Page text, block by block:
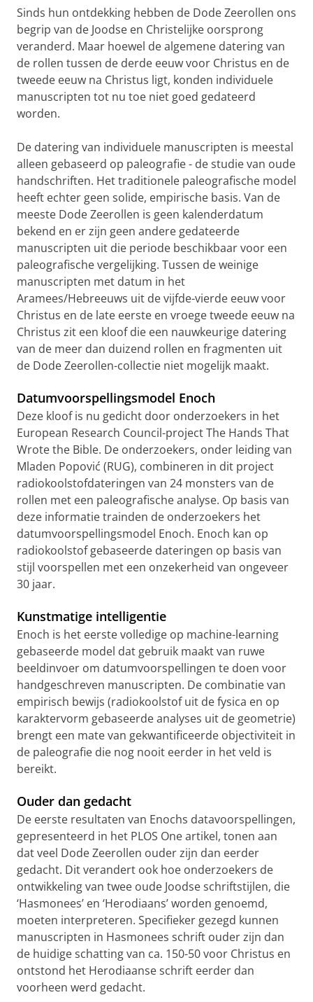
Sinds hun ontdekking hebben de Dode Zeerollen ons
begrip van de Joodse en Christelijke oorsprong
veranderd. Maar hoewel de algemene datering van
de rollen tussen de derde eeuw voor Christus en de
tweede eeuw na Christus ligt, konden individuele
manuscripten tot nu toe niet goed gedateerd
worden.
De datering van individuele manuscripten is meestal
alleen gebaseerd op paleografie - de studie van oude
handschriften. Het traditionele paleografische model
heeft echter geen solide, empirische basis. Van de
meeste Dode Zeerollen is geen kalenderdatum
bekend en er zijn geen andere gedateerde
manuscripten uit die periode beschikbaar voor een
paleografische vergelijking. Tussen de weinige
manuscripten met datum in het
Aramees/Hebreeuws uit de vijfde-vierde eeuw voor
Christus en de late eerste en vroege tweede eeuw na
Christus zit een kloof die een nauwkeurige datering
van de meer dan duizend rollen en fragmenten uit
de Dode Zeerollen-collectie niet mogelijk maakt.
Datumvoorspellingsmodel Enoch
Deze kloof is nu gedicht door onderzoekers in het
European Research Council-project The Hands That
Wrote the Bible. De onderzoekers, onder leiding van
Mladen Popović (RUG), combineren in dit project
radiokoolstofdateringen van 24 monsters van de
rollen met een paleografische analyse. Op basis van
deze informatie trainden de onderzoekers het
datumvoorspellingsmodel Enoch. Enoch kan op
radiokoolstof gebaseerde dateringen op basis van
stijl voorspellen met een onzekerheid van ongeveer
30 jaar.
Kunstmatige intelligentie
Enoch is het eerste volledige op machine-learning
gebaseerde model dat gebruik maakt van ruwe
beeldinvoer om datumvoorspellingen te doen voor
handgeschreven manuscripten. De combinatie van
empirisch bewijs (radiokoolstof uit de fysica en op
karaktervorm gebaseerde analyses uit de geometrie)
brengt een mate van gekwantificeerde objectiviteit in
de paleografie die nog nooit eerder in het veld is
bereikt.
Ouder dan gedacht
De eerste resultaten van Enochs datavoorspellingen,
gepresenteerd in het PLOS One artikel, tonen aan
dat veel Dode Zeerollen ouder zijn dan eerder
gedacht. Dit verandert ook hoe onderzoekers de
ontwikkeling van twee oude Joodse schriftstijlen, die
‘Hasmonees’ en ‘Herodiaans’ worden genoemd,
moeten interpreteren. Specifieker gezegd kunnen
manuscripten in Hasmonees schrift ouder zijn dan
de huidige schatting van ca. 150-50 voor Christus en
ontstond het Herodiaanse schrift eerder dan
voorheen werd gedacht.